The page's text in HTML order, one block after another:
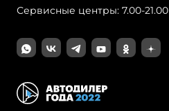
Сервисные центры: 7.00-21.00